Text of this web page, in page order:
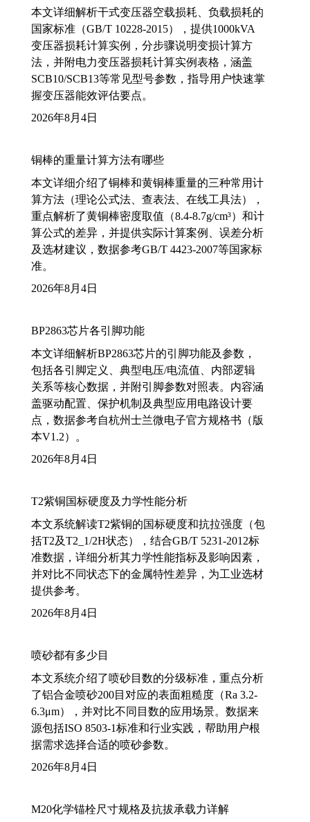
本文详细解析干式变压器空载损耗、负载损耗的
国家标准（GB/T 10228-2015），提供1000kVA
变压器损耗计算实例，分步骤说明变损计算方
法，并附电力变压器损耗计算实例表格，涵盖
SCB10/SCB13等常见型号参数，指导用户快速掌
握变压器能效评估要点。
2026年8月4日
铜棒的重量计算方法有哪些
本文详细介绍了铜棒和黄铜棒重量的三种常用计
算方法（理论公式法、查表法、在线工具法），
重点解析了黄铜棒密度取值（8.4-8.7g/cm³）和计
算公式的差异，并提供实际计算案例、误差分析
及选材建议，数据参考GB/T 4423-2007等国家标
准。
2026年8月4日
BP2863芯片各引脚功能
本文详细解析BP2863芯片的引脚功能及参数，
包括各引脚定义、典型电压/电流值、内部逻辑
关系等核心数据，并附引脚参数对照表。内容涵
盖驱动配置、保护机制及典型应用电路设计要
点，数据参考自杭州士兰微电子官方规格书（版
本V1.2）。
2026年8月4日
T2紫铜国标硬度及力学性能分析
本文系统解读T2紫铜的国标硬度和抗拉强度（包
括T2及T2_1/2H状态），结合GB/T 5231-2012标
准数据，详细分析其力学性能指标及影响因素，
并对比不同状态下的金属特性差异，为工业选材
提供参考。
2026年8月4日
喷砂都有多少目
本文系统介绍了喷砂目数的分级标准，重点分析
了铝合金喷砂200目对应的表面粗糙度（Ra 3.2-
6.3μm），并对比不同目数的应用场景。数据来
源包括ISO 8503-1标准和行业实践，帮助用户根
据需求选择合适的喷砂参数。
2026年8月4日
M20化学锚栓尺寸规格及抗拔承载力详解